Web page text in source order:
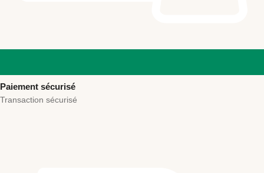
Paiement sécurisé
Transaction sécurisé